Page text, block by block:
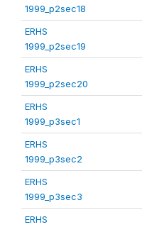
1999_p2sec18
ERHS
1999_p2sec19
ERHS
1999_p2sec20
ERHS
1999_p3sec1
ERHS
1999_p3sec2
ERHS
1999_p3sec3
ERHS